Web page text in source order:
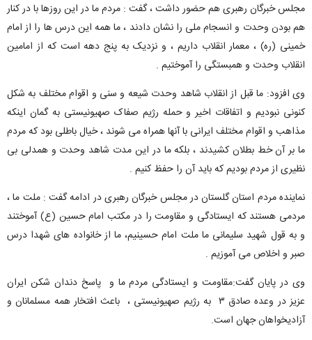
مجلس خبرگان رهبری هم حضور داشت ، گفت : مردم ما در این روزها با در کنار
هم بودن وحدت و انسجام ملی را نشان دادند ، ما همه این درس ها را از امام
خمینی (ره) ، معمار انقلاب داریم ، و نزدیک به پنج دهه است که از امامین
انقلاب وحدت و همبستگی را آموختیم .
وی افزود: ما قبل از انقلاب شاهد وحدت شیعه و سنی و اقوام مختلف به شکل
کنونی نبودیم و اتفاقات اخیر و حمله رژیم صفاک صهیونیستی به گمان اینکه
مذاهب و اقوام مختلف ایرانی با آنها همراه می شوند ، خیال باطلی بود که مردم
ما بر آن خط بطلان کشیدند ، بلکه ما در این مدت شاهد وحدت و همدلی بی
نظیری از مردم بودیم که باید آن را حفظ کنیم .
نماینده مردم استان گلستان در مجلس خبرگان رهبری در ادامه گفت : ملت ما ،
مردمی هستند که ایستادگی و مقاومت را در مکتب امام حسین (ع) آموختند
و به قول شهید سلیمانی ما ملت امام حسینیم، ما از خانواده های شهدا درس
صبر و اخلاص می آموزیم .
وی در پایان گفت:مقاومت و ایستادگی مردم ما و پاسخ دندان شکن ایران
عزیز در وعده صادق ۳ به رژیم صهیونیستی ، باعث افتخار همه مسلمانان و
آزادیخواهان جهان است.